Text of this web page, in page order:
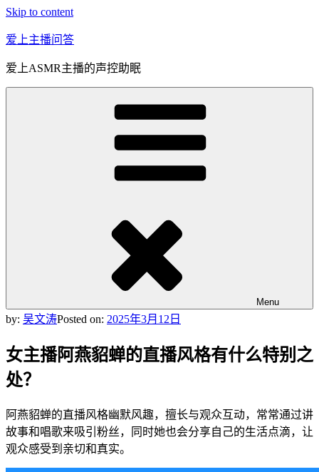
Skip to content
爱上主播问答
爱上ASMR主播的声控助眠
Menu
by: 吴文涛Posted on: 2025年3月12日
女主播阿燕貂蝉的直播风格有什么特别之
处？
阿燕貂蝉的直播风格幽默风趣，擅长与观众互动，常常通过讲
故事和唱歌来吸引粉丝，同时她也会分享自己的生活点滴，让
观众感受到亲切和真实。